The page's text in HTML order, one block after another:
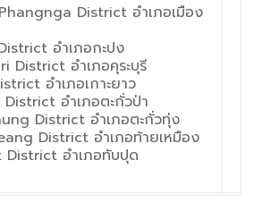
District อำเภอเมือง
อำเภอกะปง
District อำเภอคุระบุรี
อำเภอเกาะยาว
อำเภอตะกั่วป่า
District อำเภอตะกั่วทุ่ง
District อำเภอท้ายเหมือง
อำเภอทับปุด